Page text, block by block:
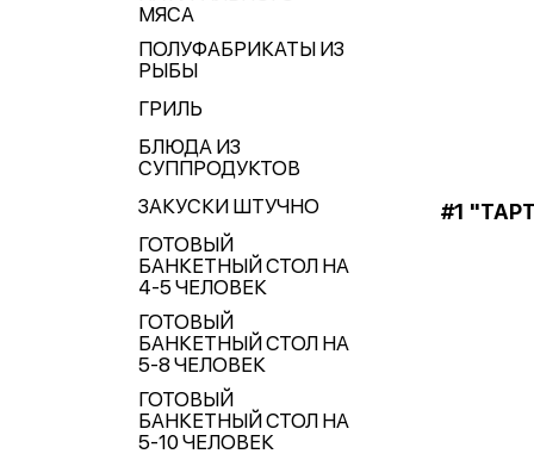
МЯСА
ПОЛУФАБРИКАТЫ ИЗ
РЫБЫ
ГРИЛЬ
БЛЮДА ИЗ
СУППРОДУКТОВ
ЗАКУСКИ ШТУЧНО
ГОТОВЫЙ
БАНКЕТНЫЙ СТОЛ НА
4-5 ЧЕЛОВЕК
ГОТОВЫЙ
БАНКЕТНЫЙ СТОЛ НА
5-8 ЧЕЛОВЕК
ГОТОВЫЙ
БАНКЕТНЫЙ СТОЛ НА
5-10 ЧЕЛОВЕК
#1